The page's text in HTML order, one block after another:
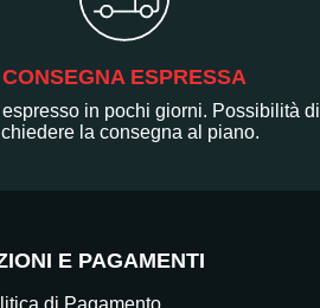
CONSEGNA ESPRESSA
in pochi giorni. Possibilità di
la consegna al piano.
E PAGAMENTI
di Pagamento